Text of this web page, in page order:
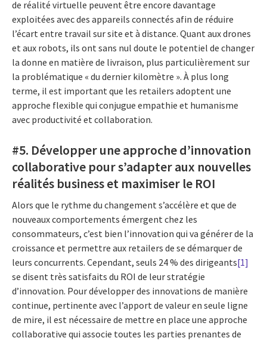
de réalité virtuelle peuvent être encore davantage
exploitées avec des appareils connectés afin de réduire
l’écart entre travail sur site et à distance. Quant aux drones
et aux robots, ils ont sans nul doute le potentiel de changer
la donne en matière de livraison, plus particulièrement sur
la problématique « du dernier kilomètre ». À plus long
terme, il est important que les retailers adoptent une
approche flexible qui conjugue empathie et humanisme
avec productivité et collaboration.
#5. Développer une approche d’innovation
collaborative pour s’adapter aux nouvelles
réalités business et maximiser le ROI
Alors que le rythme du changement s’accélère et que de
nouveaux comportements émergent chez les
consommateurs, c’est bien l’innovation qui va générer de la
croissance et permettre aux retailers de se démarquer de
leurs concurrents. Cependant, seuls 24 % des dirigeants[1]
se disent très satisfaits du ROI de leur stratégie
d’innovation. Pour développer des innovations de manière
continue, pertinente avec l’apport de valeur en seule ligne
de mire, il est nécessaire de mettre en place une approche
collaborative qui associe toutes les parties prenantes de